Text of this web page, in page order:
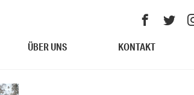
ÜBER UNS KONTAKT